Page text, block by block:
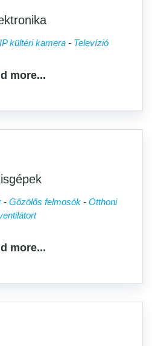
IP kültéri kamera Televízió
more...
Gőzölős felmosók
Otthoni
more...